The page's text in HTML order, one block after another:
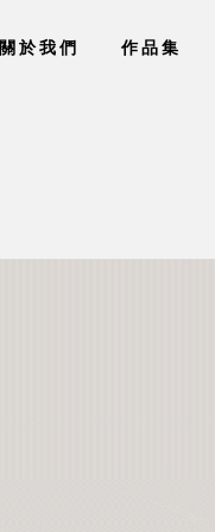
關於我們 作品集